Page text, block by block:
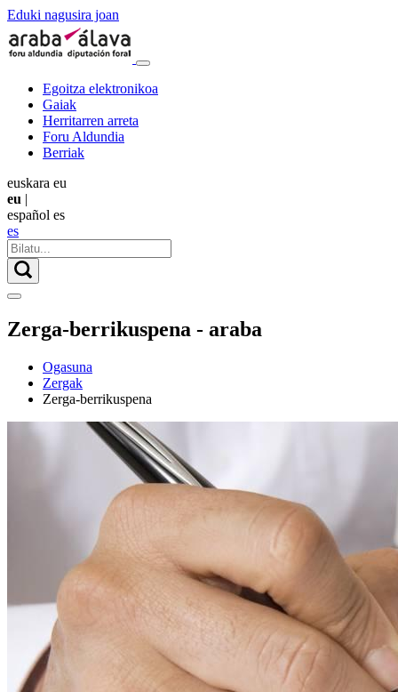
Eduki nagusira joan
Egoitza elektronikoa
Gaiak
Herritarren arreta
Foru Aldundia
Berriak
euskara eu
eu |
español es
es
Zerga-berrikuspena - araba
Ogasuna
Zergak
Zerga-berrikuspena